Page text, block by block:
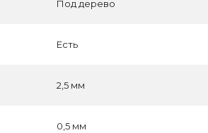
Под дерево
Есть
2,5 мм
0,5 мм